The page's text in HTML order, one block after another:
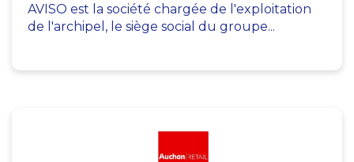
AVISO est la société chargée de l'exploitation
de l'archipel, le siège social du groupe...